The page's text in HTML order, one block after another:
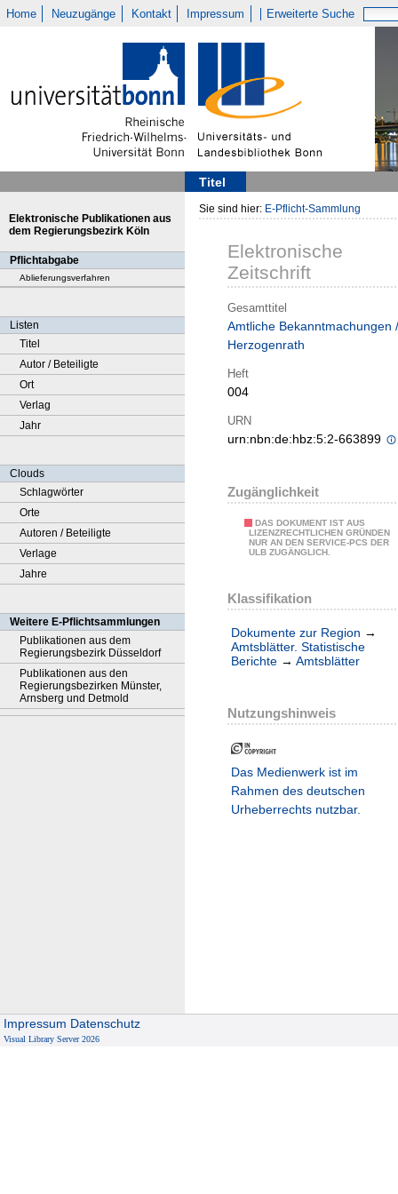
Home Neuzugänge Kontakt Impressum Erweiterte Suche
Titel
Elektronische Publikationen aus
dem Regierungsbezirk Köln
Pflichtabgabe
Ablieferungsverfahren
Listen
Titel
Autor / Beteiligte
Ort
Verlag
Jahr
Clouds
Schlagwörter
Orte
Autoren / Beteiligte
Verlage
Jahre
Weitere E-Pflichtsammlungen
Publikationen aus dem
Regierungsbezirk Düsseldorf
Publikationen aus den
Regierungsbezirken Münster,
Arnsberg und Detmold
Sie sind hier: E-Pflicht-Sammlung
Elektronische
Zeitschrift
Gesamttitel
Amtliche Bekanntmachungen /
Herzogenrath
Heft
004
URN
urn:nbn:de:hbz:5:2-663899
Zugänglichkeit
DAS DOKUMENT IST AUS
LIZENZRECHTLICHEN GRÜNDEN
NUR AN DEN SERVICE-PCS DER
ULB ZUGÄNGLICH.
Klassifikation
Dokumente zur Region →
Amtsblätter. Statistische
Berichte → Amtsblätter
Nutzungshinweis
Das Medienwerk ist im
Rahmen des deutschen
Urheberrechts nutzbar.
Impressum Datenschutz
Visual Library Server 2026